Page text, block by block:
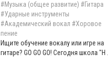
#Музыка (общее развитие) #Гитара
#Ударные инструменты
#Академический вокал #Хоровое
пение
Ищите обучение вокалу или игре на
гитаре? GO GO GO! Сегодня школа "Н ...